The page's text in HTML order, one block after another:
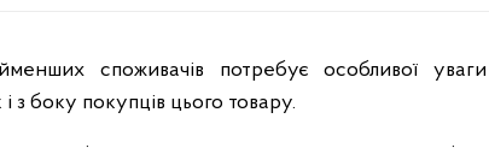
з боку покупців цього товару.